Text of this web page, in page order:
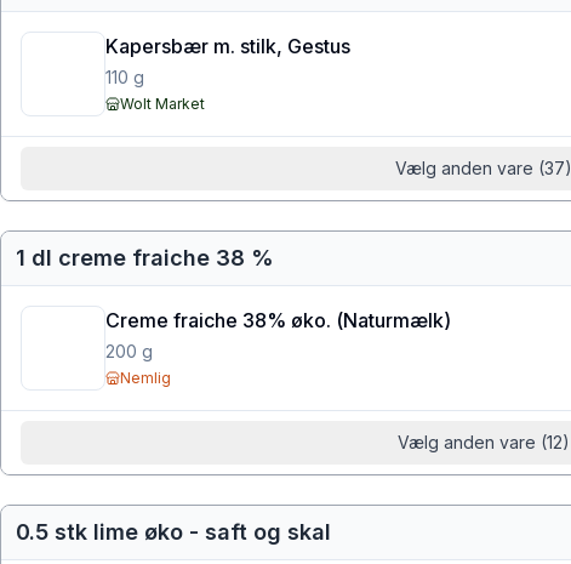
Kapersbær m. stilk, Gestus
110 g
Wolt Market
Vælg anden vare (37)
1 dl creme fraiche 38 %
Creme fraiche 38% øko. (Naturmælk)
200 g
Nemlig
Vælg anden vare (12)
0.5 stk lime øko - saft og skal